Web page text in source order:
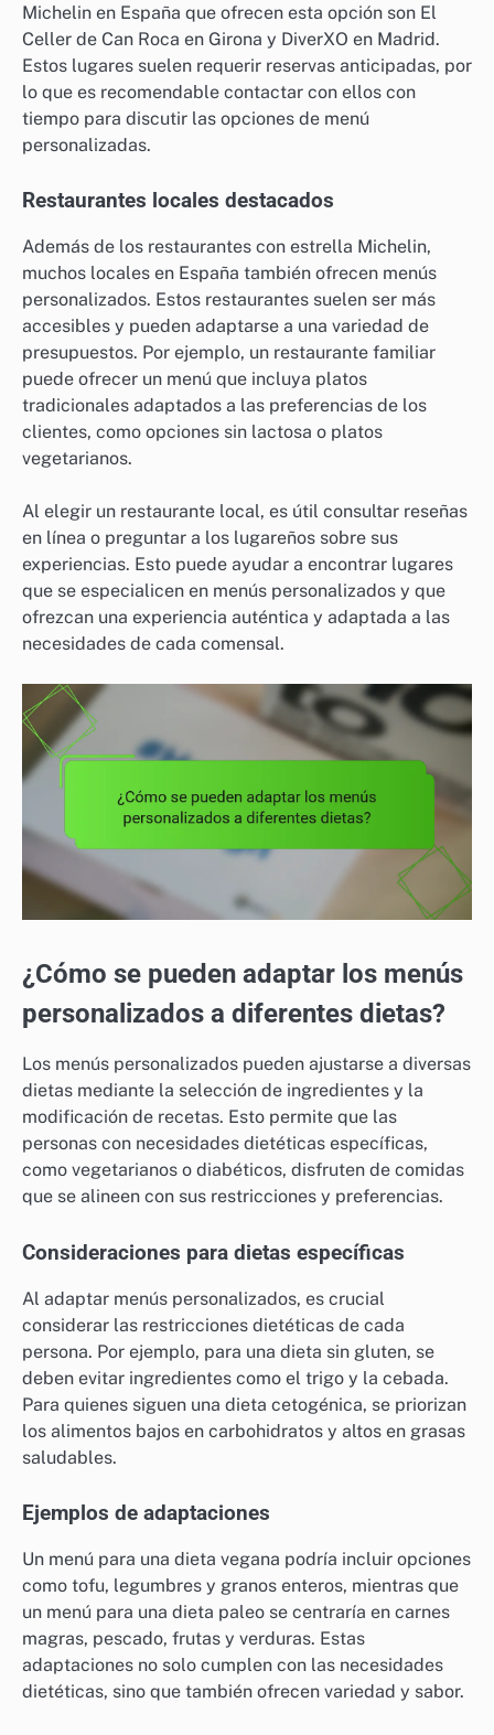
Michelin en España que ofrecen esta opción son El
Celler de Can Roca en Girona y DiverXO en Madrid.
Estos lugares suelen requerir reservas anticipadas, por
lo que es recomendable contactar con ellos con
tiempo para discutir las opciones de menú
personalizadas.
Restaurantes locales destacados
Además de los restaurantes con estrella Michelin,
muchos locales en España también ofrecen menús
personalizados. Estos restaurantes suelen ser más
accesibles y pueden adaptarse a una variedad de
presupuestos. Por ejemplo, un restaurante familiar
puede ofrecer un menú que incluya platos
tradicionales adaptados a las preferencias de los
clientes, como opciones sin lactosa o platos
vegetarianos.
Al elegir un restaurante local, es útil consultar reseñas
en línea o preguntar a los lugareños sobre sus
experiencias. Esto puede ayudar a encontrar lugares
que se especialicen en menús personalizados y que
ofrezcan una experiencia auténtica y adaptada a las
necesidades de cada comensal.
¿Cómo se pueden adaptar los menús
personalizados a diferentes dietas?
Los menús personalizados pueden ajustarse a diversas
dietas mediante la selección de ingredientes y la
modificación de recetas. Esto permite que las
personas con necesidades dietéticas específicas,
como vegetarianos o diabéticos, disfruten de comidas
que se alineen con sus restricciones y preferencias.
Consideraciones para dietas específicas
Al adaptar menús personalizados, es crucial
considerar las restricciones dietéticas de cada
persona. Por ejemplo, para una dieta sin gluten, se
deben evitar ingredientes como el trigo y la cebada.
Para quienes siguen una dieta cetogénica, se priorizan
los alimentos bajos en carbohidratos y altos en grasas
saludables.
Ejemplos de adaptaciones
Un menú para una dieta vegana podría incluir opciones
como tofu, legumbres y granos enteros, mientras que
un menú para una dieta paleo se centraría en carnes
magras, pescado, frutas y verduras. Estas
adaptaciones no solo cumplen con las necesidades
dietéticas, sino que también ofrecen variedad y sabor.